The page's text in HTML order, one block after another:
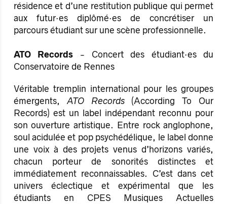
résidence et d’une restitution publique qui permet
aux futur·es diplômé·es de concrétiser un
parcours étudiant sur une scène professionnelle.
ATO Records - Concert des étudiant·es du
Conservatoire de Rennes
Véritable tremplin international pour les groupes
émergents, ATO Records(According To Our
Records) est un label indépendant reconnu pour
son ouverture artistique. Entre rock anglophone,
soul acidulée et pop psychédélique, le label donne
une voix à des projets venus d’horizons variés,
chacun porteur de sonorités distinctes et
immédiatement reconnaissables. C’est dans cet
univers éclectique et expérimental que les
étudiants en CPES Musiques Actuelles